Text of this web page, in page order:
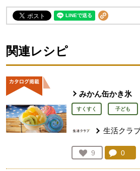
関連レシピ
みかん缶かき氷
すくすく 子ども
生活クラ
お気に入り登録
9
人が登録
コメ
0